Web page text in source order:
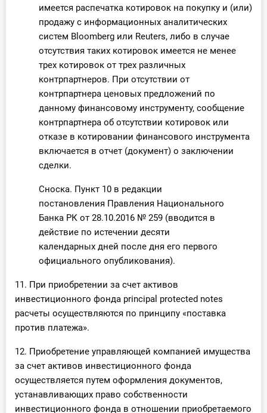
имеется распечатка котировок на покупку и (или)
продажу с информационных аналитических
систем Bloomberg или Reuters, либо в случае
отсутствия таких котировок имеется не менее
трех котировок от трех различных
контрпартнеров. При отсутствии от
контрпартнера ценовых предложений по
данному финансовому инструменту, сообщение
контрпартнера об отсутствии котировок или
отказе в котировании финансового инструмента
включается в отчет (документ) о заключении
сделки.
Сноска. Пункт 10 в редакции
постановления Правления Национального
Банка РК от 28.10.2016 № 259 (вводится в
действие по истечении десяти
календарных дней после дня его первого
официального опубликования).
11. При приобретении за счет активов
инвестиционного фонда principal protected notes
расчеты осуществляются по принципу «поставка
против платежа».
12. Приобретение управляющей компанией имущества
за счет активов инвестиционного фонда
осуществляется путем оформления документов,
устанавливающих право собственности
инвестиционного фонда в отношении приобретаемого